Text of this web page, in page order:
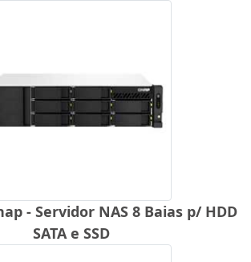
- Servidor NAS 8 Baias p/ HDD
SATA e SSD